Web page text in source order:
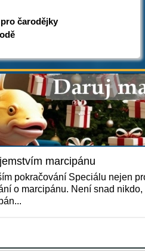
čarodějky
marcipánu
pokračování Speciálu nejen
o marcipánu. Není snad